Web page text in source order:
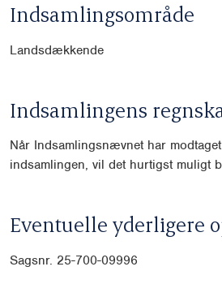
Indsamlingsområde
Landsdækkende
Indsamlingens
Når Indsamlingsnævnet har
indsamlingen, vil det hurtigst muligt
Eventuelle yderligere
Sagsnr. 25-700-09996